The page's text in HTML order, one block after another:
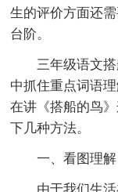
生的评价方面还
台阶。
三年级语文
中抓住重点词语
在讲《搭船的鸟
下几种方法。
一、看图理解
由于我们生